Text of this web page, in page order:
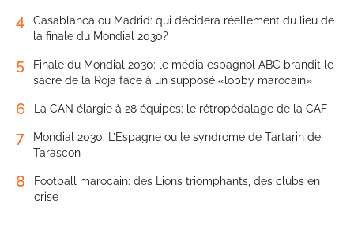
4
Casablanca ou Madrid: qui décidera réellement du lieu de
la finale du Mondial 2030?
5
Finale du Mondial 2030: le média espagnol ABC brandit le
sacre de la Roja face à un supposé «lobby marocain»
6 La CAN élargie à 28 équipes: le rétropédalage de la CAF
7
Mondial 2030: L’Espagne ou le syndrome de Tartarin de
Tarascon
8
Football marocain: des Lions triomphants, des clubs en
crise